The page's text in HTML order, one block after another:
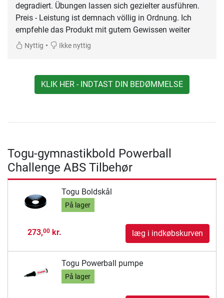
degradiert. Übungen lassen sich gezielter ausführen.
Preis - Leistung ist demnach völlig in Ordnung. Ich
empfehle das Produkt mit gutem Gewissen weiter
Nyttig • Ikke nyttig
KLIK HER - INDTAST DIN BEDØMMELSE
Togu-gymnastikbold Powerball
Challenge ABS Tilbehør
Togu Boldskål
På lager
273,00kr. læg i indkøbskurven
Togu Powerball pumpe
På lager